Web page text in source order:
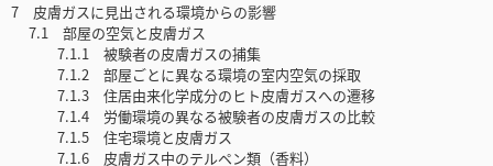
7 皮膚ガスに見出される環境からの影響
7.1 部屋の空気と皮膚ガス
7.1.1 被験者の皮膚ガスの捕集
7.1.2 部屋ごとに異なる環境の室内空気の採取
7.1.3 住居由来化学成分のヒト皮膚ガスへの遷移
7.1.4 労働環境の異なる被験者の皮膚ガスの比較
7.1.5 住宅環境と皮膚ガス
7.1.6 皮膚ガス中のテルペン類（香料）